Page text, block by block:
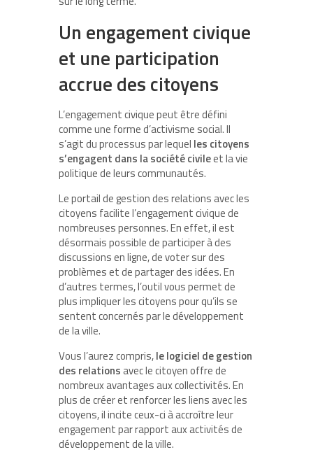
Un engagement civique
et une participation
accrue des citoyens
L’engagement civique peut être défini
comme une forme d’activisme social. Il
s’agit du processus par lequel les citoyens
s’engagent dans la société civileet la vie
politique de leurs communautés.
Le portail de gestion des relations avec les
citoyens facilite l’engagement civique de
nombreuses personnes. En effet, il est
désormais possible de participer à des
discussions en ligne, de voter sur des
problèmes et de partager des idées. En
d’autres termes, l’outil vous permet de
plus impliquer les citoyens pour qu’ils se
sentent concernés par le développement
de la ville.
Vous l’aurez compris,le logiciel de gestion
des relations avec le citoyen offre de
nombreux avantages aux collectivités. En
plus de créer et renforcer les liens avec les
citoyens, il incite ceux-ci à accroître leur
engagement par rapport aux activités de
développement de la ville.